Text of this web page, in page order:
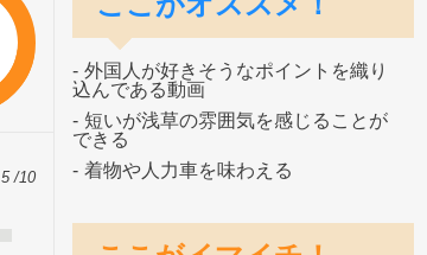
/10
外国人が好きそうなポイントを織り
込んである動画
短いが浅草の雰囲気を感じることが
できる
着物や人力車を味わえる